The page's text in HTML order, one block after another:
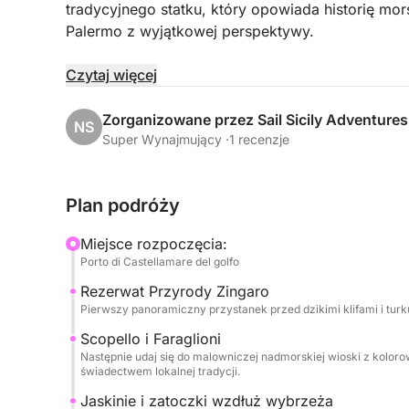
tradycyjnego statku, który opowiada historię
Palermo z wyjątkowej perspektywy.
Rejs biegnie wzdłuż północnego wybrzeża, z
miejscowości; oraz Mondello, słynącej z
towarzyszyć będą orzeźwiające napoje, aby
Idealna aktywność dla par, rodzin i małych
wybrzeża Palermo w otoczeniu tradycji, smaku i
Czytaj więcej
NS Zorganizowane przez Sail Sicily Adventures
Super Wynajmujący ·1 recenzje
Plan podróży
Miejsce rozpoczęcia:
Porto di Castellamare del golfo
Rezerwat Przyrody Zingaro
Pierwszy panoramiczny przystanek przed dzikimi klifami i
Scopello i Faraglioni
Następnie udaj się do malowniczej nadmorskiej wioski z
świadectwem lokalnej tradycji.
Jaskinie i zatoczki wzdłuż wybrzeża